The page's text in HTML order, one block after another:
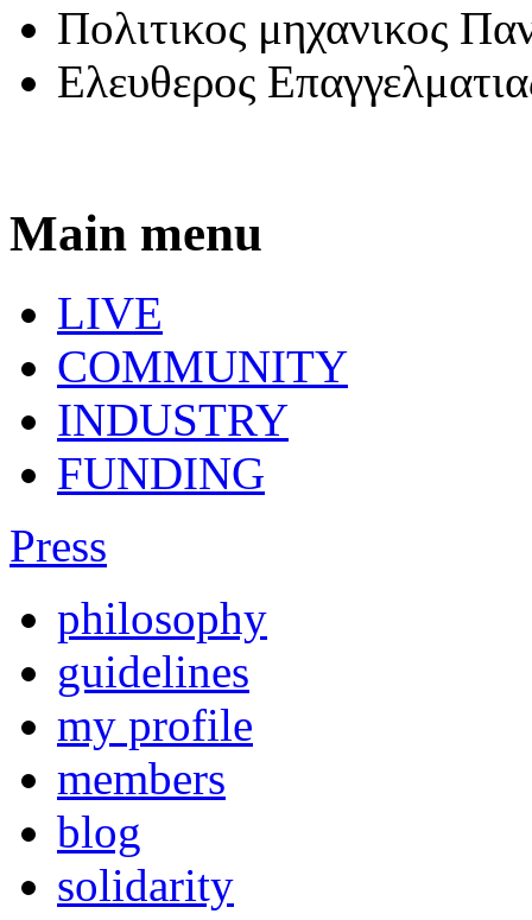
Πολιτικος μηχανικος
Ελευθερος
Main menu
LIVE
COMMUNITY
INDUSTRY
FUNDING
Press
philosophy
guidelines
my profile
members
blog
solidarity